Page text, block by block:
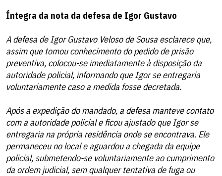
Íntegra da nota da defesa de Igor Gustavo
A defesa de Igor Gustavo Veloso de Sousa esclarece que,
assim que tomou conhecimento do pedido de prisão
preventiva, colocou-se imediatamente à disposição da
autoridade policial, informando que Igor se entregaria
voluntariamente caso a medida fosse decretada.
Após a expedição do mandado, a defesa manteve contato
com a autoridade policial e ficou ajustado que Igor se
entregaria na própria residência onde se encontrava. Ele
permaneceu no local e aguardou a chegada da equipe
policial, submetendo-se voluntariamente ao cumprimento
da ordem judicial, sem qualquer tentativa de fuga ou